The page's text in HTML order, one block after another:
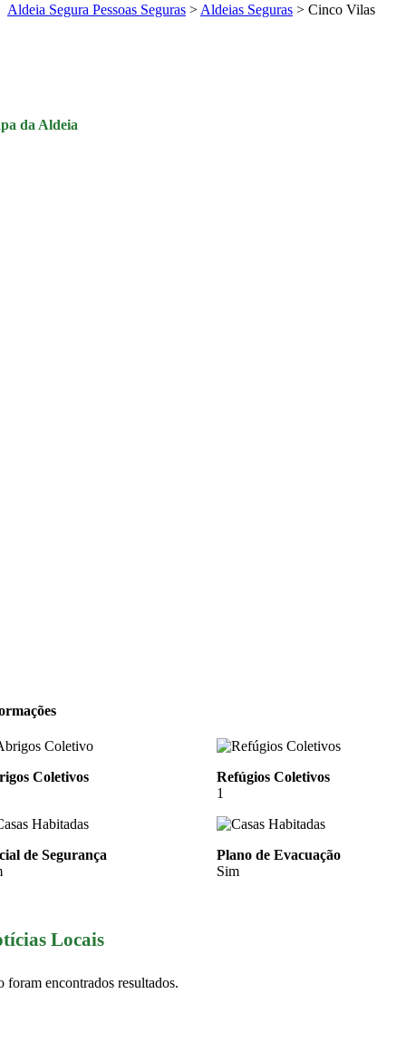
Aldeia Segura Pessoas Seguras > Aldeias Seguras > Cinco Vilas
da Aldeia
Coletivos
Refúgios Coletivos
1
de Segurança
Plano de Evacuação
Sim
Locais
foram encontrados resultados.